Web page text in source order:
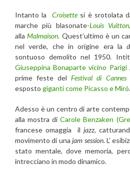
Intanto la Croisettesi è srotolata
marche più blasonate-Louis Vuitton
allaMalmaison. Quest’ultimo è un
nel verde, che in origine era la
sontuoso demolito nel 1950.
Giuseppina Bonaparte vicino Parigi
prime feste delFestival di Cannes.
esposto giganti come Picasso e Miró.
Adesso è un centro di arte
alla mostra diCarole Benzaken
francese omaggia il jazz,
movimento di unajam session. L’
stato mentale, dove memoria,
intrecciano in modo dinamico.